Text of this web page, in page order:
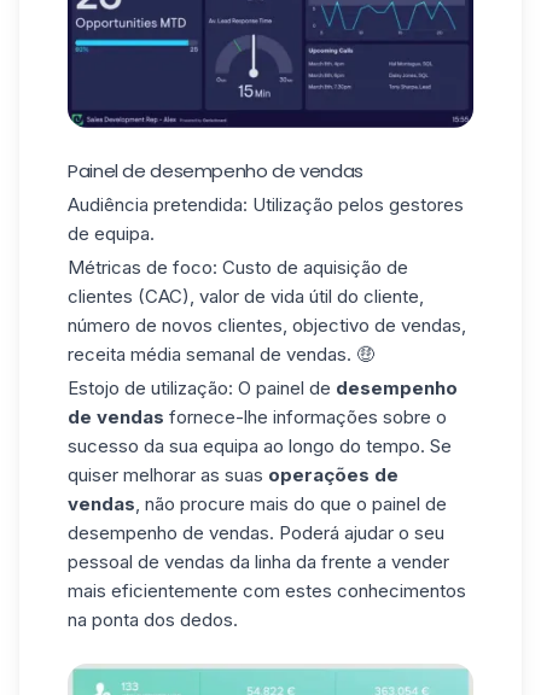
Painel de desempenho de vendas
Audiência pretendida: Utilização pelos gestores
de equipa.
Métricas de foco: Custo de aquisição de
clientes (CAC), valor de vida útil do cliente,
número de novos clientes, objectivo de vendas,
receita média semanal de vendas. 🤑
Estojo de utilização: O painel de desempenho
de vendas fornece-lhe informações sobre o
sucesso da sua equipa ao longo do tempo. Se
quiser melhorar as suas operações de
vendas , não procure mais do que o painel de
desempenho de vendas. Poderá ajudar o seu
pessoal de vendas da linha da frente a vender
mais eficientemente com estes conhecimentos
na ponta dos dedos.